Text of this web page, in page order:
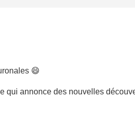
😄
qui annonce des nouvelles